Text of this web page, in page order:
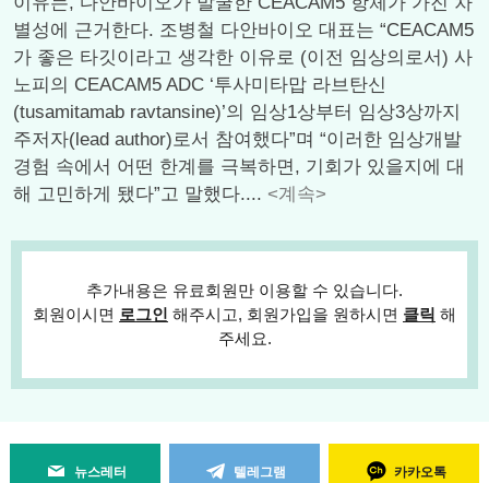
별성에 근거한다. 조병철 다안바이오 대표는 “CEACAM5
가 좋은 타깃이라고 생각한 이유로 (이전 임상의로서) 사
노피의 CEACAM5 ADC ‘투사미타맙 라브탄신
(tusamitamab ravtansine)’의 임상1상부터 임상3상까지
주저자(lead author)로서 참여했다”며 “이러한 임상개발
경험 속에서 어떤 한계를 극복하면, 기회가 있을지에 대
해 고민하게 됐다”고 말했다.... <계속>
추가내용은 유료회원만 이용할 수 있습니다.
회원이시면 로그인 해주시고, 회원가입을 원하시면 클릭 해
주세요.
뉴스레터 텔레그램 카카오톡